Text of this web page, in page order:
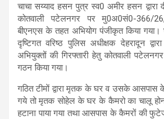
चाचा सय्याद हसन पुत्र स्व0 अमीर हसन द्वारा
कोतवाली पटेलनगर पर मु0अ0सं0-366/
बीएनएस के तहत अभियोग पंजीकृत किया
दृष्टिगत वरिष्ठ पुलिस अधीक्षक देहरादून
अभियुक्तों की गिरफ्तारी हेतु कोतवाली
गठन किया गया।
गठित टीमों द्वारा मृतक के घर व उसके आसपास
गये तो मृतक सोहेल के घर के कैमरो का चालू
हटाना पाया गया तथा आसपास के कैमरों की